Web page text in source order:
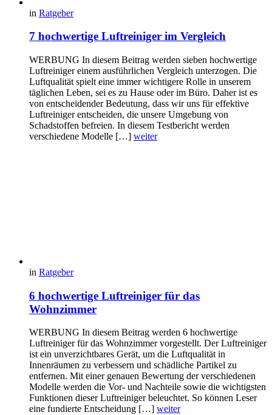
in Ratgeber
7 hochwertige Luftreiniger im Vergleich
WERBUNG In diesem Beitrag werden sieben hochwertige
Luftreiniger einem ausführlichen Vergleich unterzogen. Die
Luftqualität spielt eine immer wichtigere Rolle in unserem
täglichen Leben, sei es zu Hause oder im Büro. Daher ist es
von entscheidender Bedeutung, dass wir uns für effektive
Luftreiniger entscheiden, die unsere Umgebung von
Schadstoffen befreien. In diesem Testbericht werden
verschiedene Modelle […] weiter
in Ratgeber
6 hochwertige Luftreiniger für das
Wohnzimmer
WERBUNG In diesem Beitrag werden 6 hochwertige
Luftreiniger für das Wohnzimmer vorgestellt. Der Luftreiniger
ist ein unverzichtbares Gerät, um die Luftqualität in
Innenräumen zu verbessern und schädliche Partikel zu
entfernen. Mit einer genauen Bewertung der verschiedenen
Modelle werden die Vor- und Nachteile sowie die wichtigsten
Funktionen dieser Luftreiniger beleuchtet. So können Leser
eine fundierte Entscheidung […] weiter